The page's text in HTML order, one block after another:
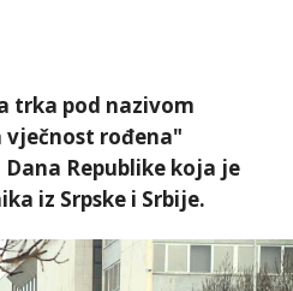
trka pod nazivom
vječnost rođena"
Republike koja je
iz Srpske i Srbije.